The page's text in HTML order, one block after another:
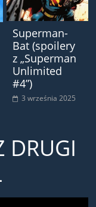
Superman-
Bat (spoilery
z „Superman
Unlimited
#4”)
3 września 2025
DRUGI